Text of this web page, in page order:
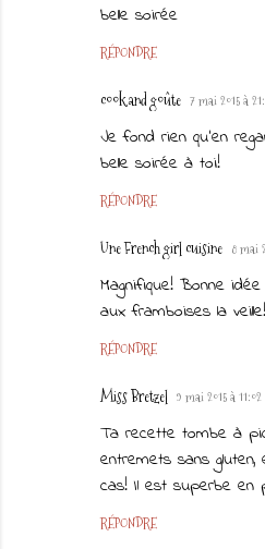
belle soirée
RÉPONDRE
cook and goûte 7 mai 2015 à
Je fond rien qu'en
belle soirée à toi!
RÉPONDRE
Une French girl cuisine 8 mai
Magnifique! Bonne
aux framboises la
RÉPONDRE
Miss Bretzel 9 mai 2015 à 11:02
Ta recette tombe à
entremets sans
cas! Il est superbe en
RÉPONDRE